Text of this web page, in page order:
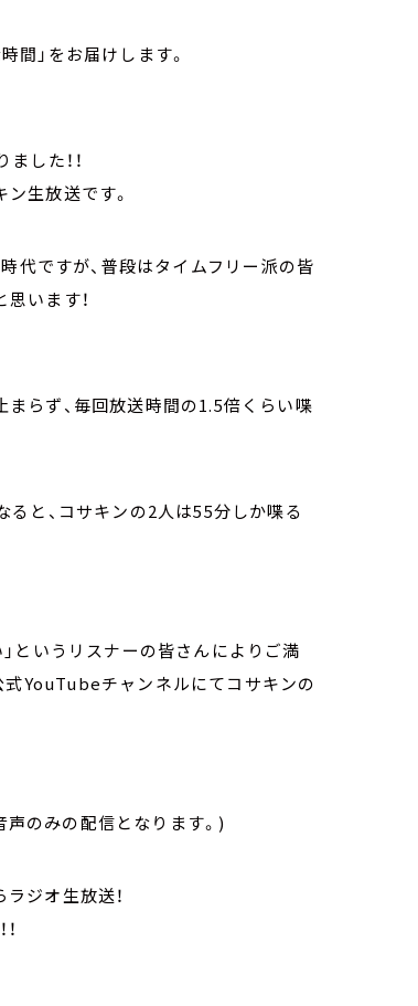
間」をお届けします。
した！！
生放送です。
ですが、普段はタイムフリー派の皆
います！
らず、毎回放送時間の1.5倍くらい喋
と、コサキンの2人は55分しか喋る
というリスナーの皆さんによりご満
式YouTubeチャンネルにてコサキンの
声のみの配信となります。)
ジオ生放送！